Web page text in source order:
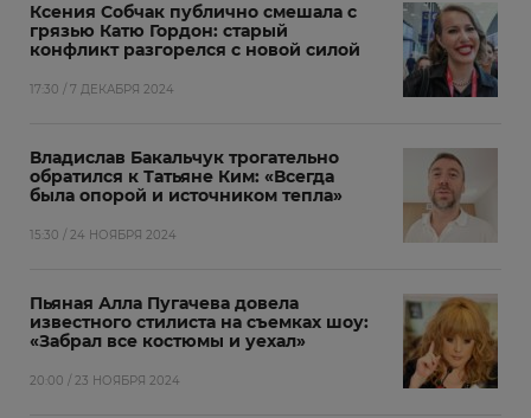
Ксения Собчак публично смешала с
грязью Катю Гордон: старый
конфликт разгорелся с новой силой
17:30 / 7 ДЕКАБРЯ 2024
Владислав Бакальчук трогательно
обратился к Татьяне Ким: «Всегда
была опорой и источником тепла»
15:30 / 24 НОЯБРЯ 2024
Пьяная Алла Пугачева довела
известного стилиста на съемках шоу:
«Забрал все костюмы и уехал»
20:00 / 23 НОЯБРЯ 2024